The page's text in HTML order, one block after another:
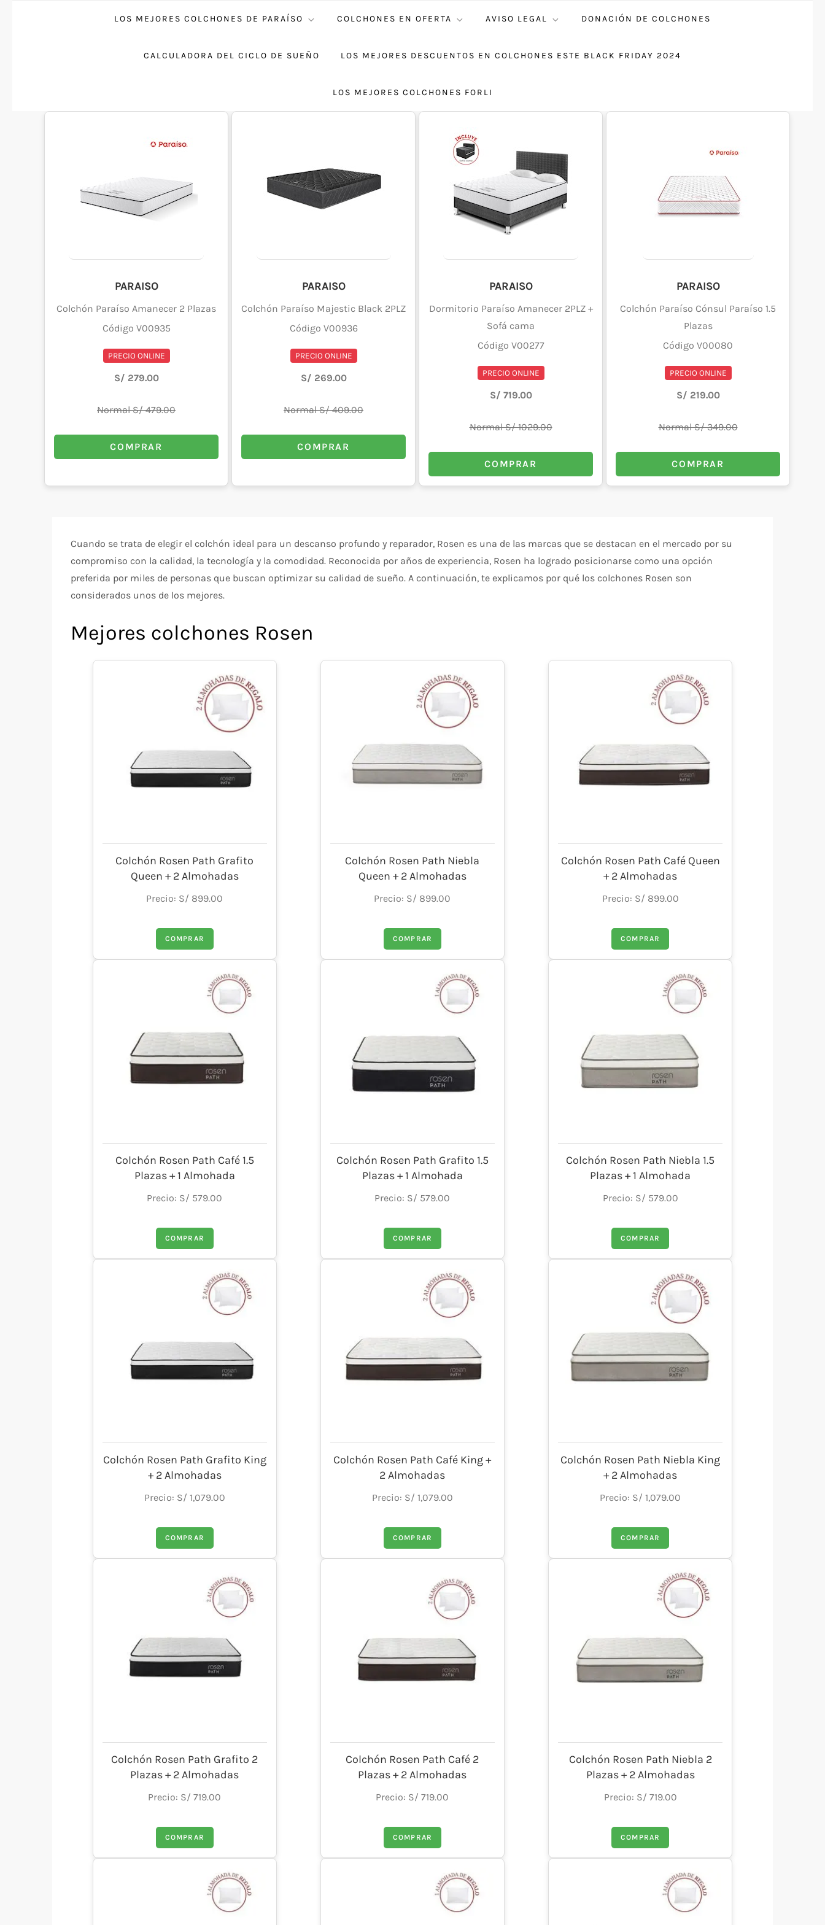
LOS MEJORES COLCHONES DE PARAÍSO COLCHONES EN OFERTA AVISO LEGAL DONACIÓN DE COLCHONES
CALCULADORA DEL CICLO DE SUEÑO LOS MEJORES DESCUENTOS EN COLCHONES ESTE BLACK FRIDAY 2024
LOS MEJORES COLCHONES FORLI
PARAISO
Colchón Paraíso Amanecer 2 Plazas
Código V00935
PRECIO ONLINE
S/ 279.00
Normal S/ 479.00
COMPRAR
PARAISO
Colchón Paraíso Majestic Black 2PLZ
Código V00936
PRECIO ONLINE
S/ 269.00
Normal S/ 409.00
COMPRAR
PARAISO
Dormitorio Paraíso Amanecer 2PLZ +
Sofá cama
Código V00277
PRECIO ONLINE
S/ 719.00
Normal S/ 1029.00
COMPRAR
PARAISO
Colchón Paraíso Cónsul Paraíso 1.5
Plazas
Código V00080
PRECIO ONLINE
S/ 219.00
Normal S/ 349.00
COMPRAR
Cuando se trata de elegir el colchón ideal para un descanso profundo y reparador, Rosen es una de las marcas que se destacan en el mercado por su
compromiso con la calidad, la tecnología y la comodidad. Reconocida por años de experiencia, Rosen ha logrado posicionarse como una opción
preferida por miles de personas que buscan optimizar su calidad de sueño. A continuación, te explicamos por qué los colchones Rosen son
considerados unos de los mejores.
Mejores colchones Rosen
Colchón Rosen Path Grafito
Queen + 2 Almohadas
Precio: S/ 899.00
COMPRAR
Colchón Rosen Path Niebla
Queen + 2 Almohadas
Precio: S/ 899.00
COMPRAR
Colchón Rosen Path Café Queen
+ 2 Almohadas
Precio: S/ 899.00
COMPRAR
Colchón Rosen Path Café 1.5
Plazas + 1 Almohada
Precio: S/ 579.00
COMPRAR
Colchón Rosen Path Grafito 1.5
Plazas + 1 Almohada
Precio: S/ 579.00
COMPRAR
Colchón Rosen Path Niebla 1.5
Plazas + 1 Almohada
Precio: S/ 579.00
COMPRAR
Colchón Rosen Path Grafito King
+ 2 Almohadas
Precio: S/ 1,079.00
COMPRAR
Colchón Rosen Path Café King +
2 Almohadas
Precio: S/ 1,079.00
COMPRAR
Colchón Rosen Path Niebla King
+ 2 Almohadas
Precio: S/ 1,079.00
COMPRAR
Colchón Rosen Path Grafito 2
Plazas + 2 Almohadas
Precio: S/ 719.00
COMPRAR
Colchón Rosen Path Café 2
Plazas + 2 Almohadas
Precio: S/ 719.00
COMPRAR
Colchón Rosen Path Niebla 2
Plazas + 2 Almohadas
Precio: S/ 719.00
COMPRAR